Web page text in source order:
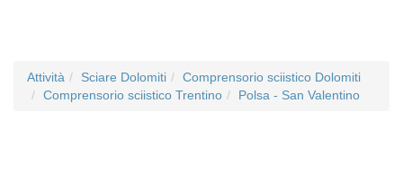
Attività Sciare Dolomiti
Comprensorio sciistico Dolomiti
Comprensorio sciistico Trentino
Polsa - San Valentino